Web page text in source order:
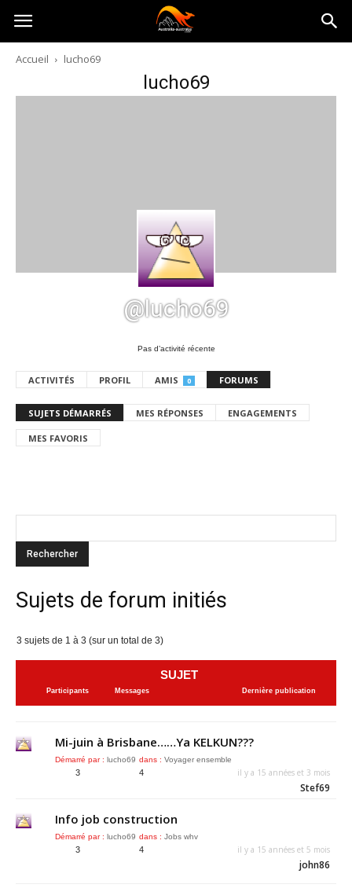
Australia-
australie.com
Accueil lucho69
lucho69
@lucho69
Pas d’activité récente
ACTIVITÉS PROFIL AMIS 0 FORUMS
SUJETS DÉMARRÉS MES RÉPONSES ENGAGEMENTS
MES FAVORIS
Sujets de forum initiés
3 sujets de 1 à 3 (sur un total de 3)
SUJET
Participants Messages Dernière publication
Mi-juin à Brisbane……Ya KELKUN???
Démarré par : lucho69 dans : Voyager ensemble
3 4 il y a 15 années et 3 mois
Stef69
Info job construction
Démarré par : lucho69 dans : Jobs whv
3 4 il y a 15 années et 5 mois
john86